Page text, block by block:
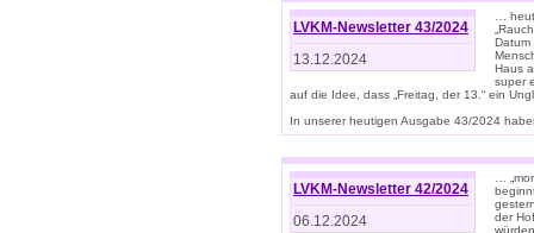
LVKM-Newsletter 43/2024
13.12.2024
…
Datum
Haus
super
auf die Idee, dass „Freitag, der 13.“ ein
In unserer heutigen Ausgabe 43/2024
LVKM-Newsletter 42/2024
06.12.2024
…
der